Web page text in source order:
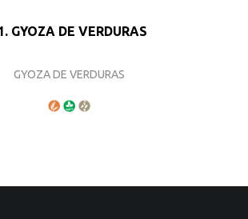
GYOZA DE VERDURAS
GYOZA DE VERDURAS